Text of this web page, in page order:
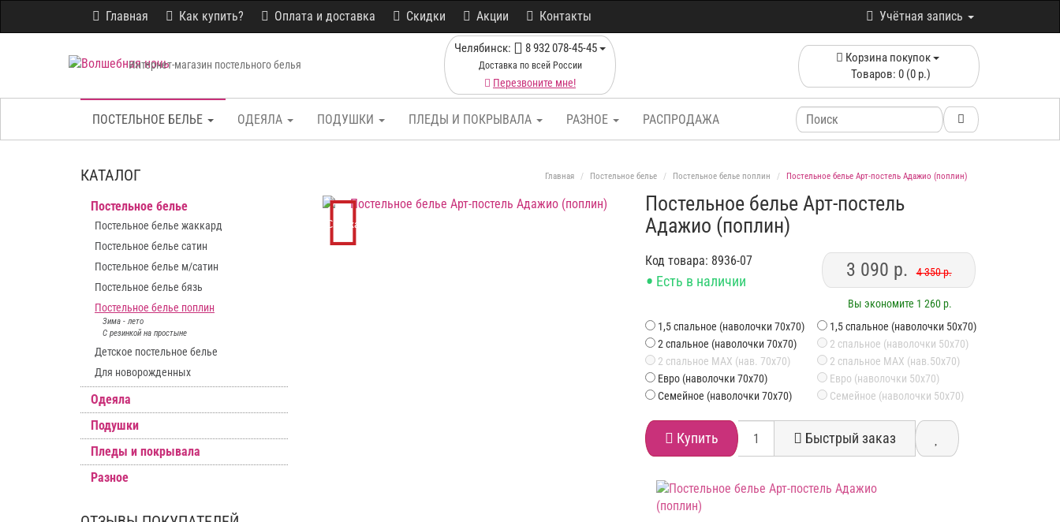
Главная Как купить? Оплата и доставка Скидки Акции Контакты Учётная запись
Интернет-магазин постельного белья
Челябинск: 8 932 078-45-45
Доставка по всей России
Перезвоните мне!
Корзина покупок
Товаров: 0 (0 р.)
ПОСТЕЛЬНОЕ БЕЛЬЕ ОДЕЯЛА ПОДУШКИ ПЛЕДЫ И ПОКРЫВАЛА РАЗНОЕ РАСПРОДАЖА
КАТАЛОГ
Постельное белье
Постельное белье жаккард
Постельное белье сатин
Постельное белье м/сатин
Постельное белье бязь
Постельное белье поплин
Зима - лето
С резинкой на простыне
Детское постельное белье
Для новорожденных
Одеяла
Подушки
Пледы и покрывала
Разное
Главная Постельное белье Постельное белье поплин Постельное белье Арт-постель Адажио (поплин)
Скидка
Постельное белье Арт-постель
Адажио (поплин)
Код товара: 8936-07
• Есть в наличии
3 090 р. 4 350 р.
Вы экономите 1 260 р.
1,5 спальное (наволочки 70х70)
1,5 спальное (наволочки 50х70)
2 спальное (наволочки 70х70)
2 спальное (наволочки 50х70)
2 спальное MAX (нав. 70х70)
2 спальное MAX (нав.50х70)
Евро (наволочки 70х70)
Евро (наволочки 50х70)
Семейное (наволочки 70х70)
Семейное (наволочки 50х70)
Купить Быстрый заказ